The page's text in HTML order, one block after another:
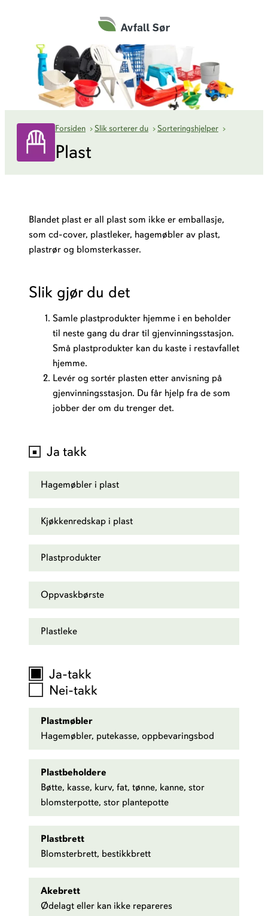
Forsiden ›Slik sorterer du ›Sorteringshjelper ›Plast
Plast
Blandet plast er all plast som ikke er emballasje,
som cd-cover, plastleker, hagemøbler av plast,
plastrør og blomsterkasser.
Slik gjør du det
Samle plastprodukter hjemme i en beholder
til neste gang du drar til gjenvinningsstasjon.
Små plastprodukter kan du kaste i restavfallet
hjemme.
Levér og sortér plasten etter anvisning på
gjenvinningsstasjon. Du får hjelp fra de som
jobber der om du trenger det.
Ja takk
Hagemøbler i plast
Kjøkkenredskap i plast
Plastprodukter
Oppvaskbørste
Plastleke
Velg en kategori
Ja-takk
Nei-takk
Plastmøbler
Hagemøbler, putekasse, oppbevaringsbod
Plastbeholdere
Bøtte, kasse, kurv, fat, tønne, kanne, stor
blomsterpotte, stor plantepotte
Plastbrett
Blomsterbrett, bestikkbrett
Akebrett
Ødelagt eller kan ikke repareres